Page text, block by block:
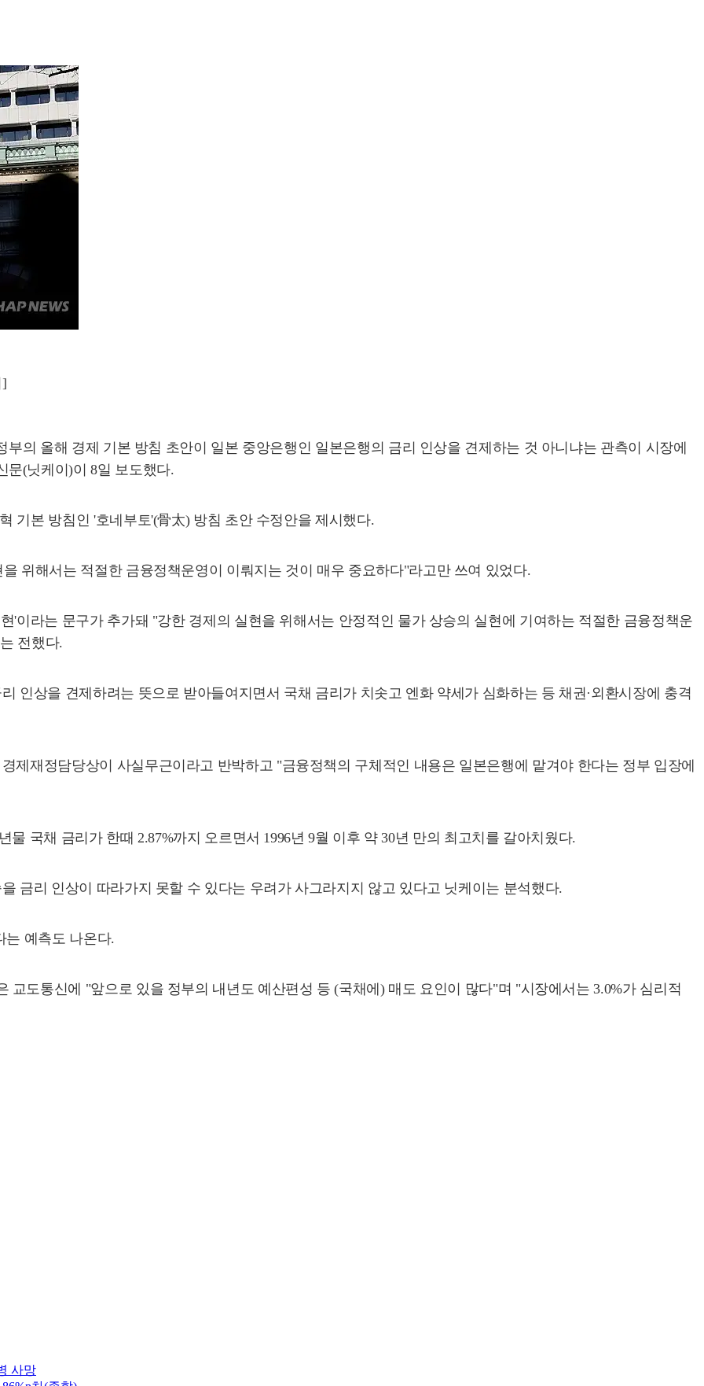
의 올해 경제 기본 방침 초안이 일본 중앙은행인 일본은행의 금리 인상을 견제하는 것 아니냐는 관측이 시장에
문(닛케이)이 8일 보도했다.
기본 방침인 '호네부토'(骨太) 방침 초안 수정안을 제시했다.
위해서는 적절한 금융정책운영이 이뤄지는 것이 매우 중요하다"라고만 쓰여 있었다.
'이라는 문구가 추가돼 "강한 경제의 실현을 위해서는 안정적인 물가 상승의 실현에 기여하는 적절한 금융정책운
전했다.
인상을 견제하려는 뜻으로 받아들여지면서 국채 금리가 치솟고 엔화 약세가 심화하는 등 채권·외환시장에 충격
제재정담당상이 사실무근이라고 반박하고 "금융정책의 구체적인 내용은 일본은행에 맡겨야 한다는 정부 입장에
국채 금리가 한때 2.87%까지 오르면서 1996년 9월 이후 약 30년 만의 최고치를 갈아치웠다.
금리 인상이 따라가지 못할 수 있다는 우려가 사그라지지 않고 있다고 닛케이는 분석했다.
는 예측도 나온다.
교도통신에 "앞으로 있을 정부의 내년도 예산편성 등 (국채에) 매도 요인이 많다"며 "시장에서는 3.0%가 심리적
사망